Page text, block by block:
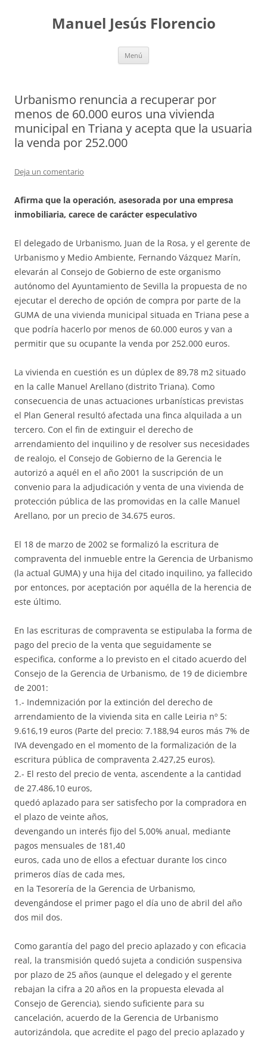
contenidoManuel Jesús Florencio
Menú
Urbanismo renuncia a recuperar por
menos de 60.000 euros una vivienda
municipal en Triana y acepta que la usuaria
la venda por 252.000
Deja un comentario
Afirma que la operación, asesorada por una empresa
inmobiliaria, carece de carácter especulativo
El delegado de Urbanismo, Juan de la Rosa, y el gerente de
Urbanismo y Medio Ambiente, Fernando Vázquez Marín,
elevarán al Consejo de Gobierno de este organismo
autónomo del Ayuntamiento de Sevilla la propuesta de no
ejecutar el derecho de opción de compra por parte de la
GUMA de una vivienda municipal situada en Triana pese a
que podría hacerlo por menos de 60.000 euros y van a
permitir que su ocupante la venda por 252.000 euros.
La vivienda en cuestión es un dúplex de 89,78 m2 situado
en la calle Manuel Arellano (distrito Triana). Como
consecuencia de unas actuaciones urbanísticas previstas
el Plan General resultó afectada una finca alquilada a un
tercero. Con el fin de extinguir el derecho de
arrendamiento del inquilino y de resolver sus necesidades
de realojo, el Consejo de Gobierno de la Gerencia le
autorizó a aquél en el año 2001 la suscripción de un
convenio para la adjudicación y venta de una vivienda de
protección pública de las promovidas en la calle Manuel
Arellano, por un precio de 34.675 euros.
El 18 de marzo de 2002 se formalizó la escritura de
compraventa del inmueble entre la Gerencia de Urbanismo
(la actual GUMA) y una hija del citado inquilino, ya fallecido
por entonces, por aceptación por aquélla de la herencia de
este último.
En las escrituras de compraventa se estipulaba la forma de
pago del precio de la venta que seguidamente se
especifica, conforme a lo previsto en el citado acuerdo del
Consejo de la Gerencia de Urbanismo, de 19 de diciembre
de 2001:
1.- Indemnización por la extinción del derecho de
arrendamiento de la vivienda sita en calle Leiria nº 5:
9.616,19 euros (Parte del precio: 7.188,94 euros más 7% de
IVA devengado en el momento de la formalización de la
escritura pública de compraventa 2.427,25 euros).
2.- El resto del precio de venta, ascendente a la cantidad
de 27.486,10 euros,
quedó aplazado para ser satisfecho por la compradora en
el plazo de veinte años,
devengando un interés fijo del 5,00% anual, mediante
pagos mensuales de 181,40
euros, cada uno de ellos a efectuar durante los cinco
primeros días de cada mes,
en la Tesorería de la Gerencia de Urbanismo,
devengándose el primer pago el día uno de abril del año
dos mil dos.
Como garantía del pago del precio aplazado y con eficacia
real, la transmisión quedó sujeta a condición suspensiva
por plazo de 25 años (aunque el delegado y el gerente
rebajan la cifra a 20 años en la propuesta elevada al
Consejo de Gerencia), siendo suficiente para su
cancelación, acuerdo de la Gerencia de Urbanismo
autorizándola, que acredite el pago del precio aplazado y